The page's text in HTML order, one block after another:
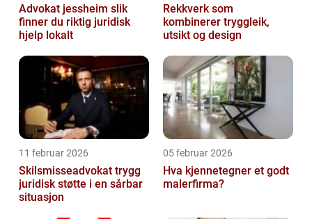
Advokat jessheim slik
finner du riktig juridisk
hjelp lokalt
Rekkverk som
kombinerer tryggleik,
utsikt og design
11 februar 2026
Skilsmisseadvokat trygg
juridisk støtte i en sårbar
situasjon
05 februar 2026
Hva kjennetegner et godt
malerfirma?